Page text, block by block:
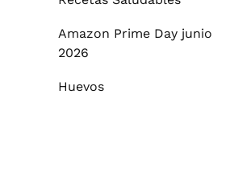
Amazon Prime Day junio
2026
Huevos